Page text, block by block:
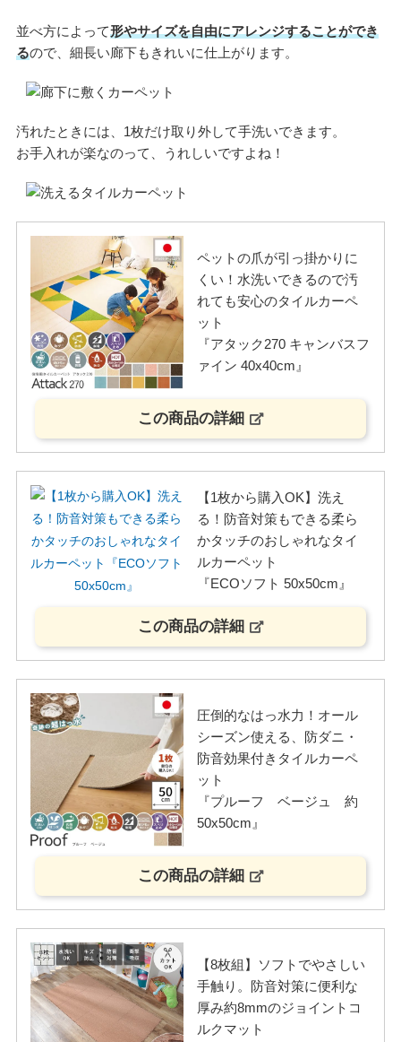
並べ方によって形やサイズを自由にアレンジすることができ
るので、細長い廊下もきれいに仕上がります。
汚れたときには、1枚だけ取り外して手洗いできます。
お手入れが楽なのって、うれしいですよね！
ペットの爪が引っ掛かりに
くい！水洗いできるので汚
れても安心のタイルカーペ
ット
『アタック270 キャンバスフ
ァイン 40x40cm』
この商品の詳細
【1枚から購入OK】洗え
る！防音対策もできる柔ら
かタッチのおしゃれなタイ
ルカーペット
『ECOソフト 50x50cm』
この商品の詳細
圧倒的なはっ水力！オール
シーズン使える、防ダニ・
防音効果付きタイルカーペ
ット
『プルーフ ベージュ 約
50x50cm』
この商品の詳細
【8枚組】ソフトでやさしい
手触り。防音対策に便利な
厚み約8mmのジョイントコ
ルクマット